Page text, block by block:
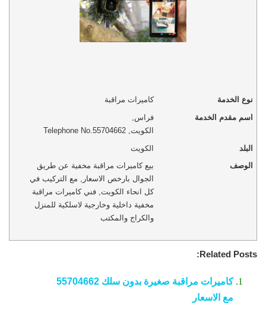
نوع الخدمة
كاميرات مراقبة
اسم مقدم الخدمة
فراس
الكويت,
البلد
الكويت
الوصف
بيع كاميرات مراقبة مخفية عن طريق
الجوال بارخص الاسعار, مع التركيب في
كل انحاء الكويت, فني كاميرات مراقبة
مخفية داخلية وخارجية لاسلكية للمنزل
والكراج والمكتب
Related Posts:
كاميرات مراقبة صغيرة بدون سلك 55704662
مع الاسعار